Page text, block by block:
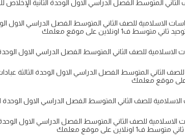
الاسلامية للصف الثاني المتوسط الفصل الدراسي الاول
اونلاين على موقع معلمك
الثاني المتوسط الفصل الدراسي الاول الوحدة الثالثة
للصف الثاني المتوسط الفصل الدراسي الاول
على موقع معلمك